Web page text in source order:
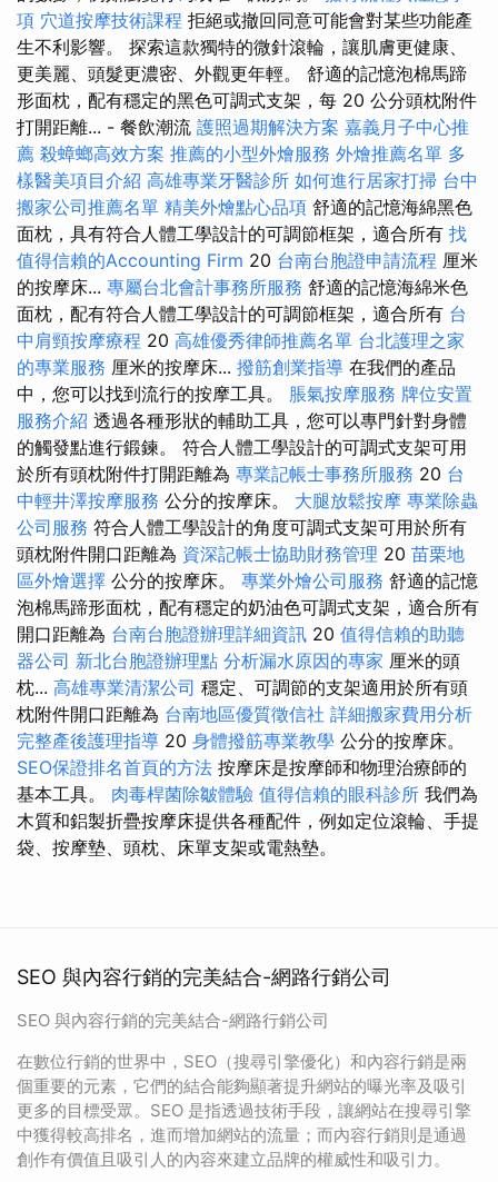
項 穴道按摩技術課程 拒絕或撤回同意可能會對某些功能產
生不利影響。 探索這款獨特的微針滾輪，讓肌膚更健康、
更美麗、頭髮更濃密、外觀更年輕。 舒適的記憶泡棉馬蹄
形面枕，配有穩定的黑色可調式支架，每 20 公分頭枕附件
打開距離... - 餐飲潮流 護照過期解決方案 嘉義月子中心推
薦 殺蟑螂高效方案 推薦的小型外燴服務 外燴推薦名單 多
樣醫美項目介紹 高雄專業牙醫診所 如何進行居家打掃 台中
搬家公司推薦名單 精美外燴點心品項 舒適的記憶海綿黑色
面枕，具有符合人體工學設計的可調節框架，適合所有 找
值得信賴的Accounting Firm 20 台南台胞證申請流程 厘米
的按摩床... 專屬台北會計事務所服務 舒適的記憶海綿米色
面枕，配有符合人體工學設計的可調節框架，適合所有 台
中肩頸按摩療程 20 高雄優秀律師推薦名單 台北護理之家
的專業服務 厘米的按摩床... 撥筋創業指導 在我們的產品
中，您可以找到流行的按摩工具。 脹氣按摩服務 牌位安置
服務介紹 透過各種形狀的輔助工具，您可以專門針對身體
的觸發點進行鍛鍊。 符合人體工學設計的可調式支架可用
於所有頭枕附件打開距離為 專業記帳士事務所服務 20 台
中輕井澤按摩服務 公分的按摩床。 大腿放鬆按摩 專業除蟲
公司服務 符合人體工學設計的角度可調式支架可用於所有
頭枕附件開口距離為 資深記帳士協助財務管理 20 苗栗地
區外燴選擇 公分的按摩床。 專業外燴公司服務 舒適的記憶
泡棉馬蹄形面枕，配有穩定的奶油色可調式支架，適合所有
開口距離為 台南台胞證辦理詳細資訊 20 值得信賴的助聽
器公司 新北台胞證辦理點 分析漏水原因的專家 厘米的頭
枕... 高雄專業清潔公司 穩定、可調節的支架適用於所有頭
枕附件開口距離為 台南地區優質徵信社 詳細搬家費用分析
完整產後護理指導 20 身體撥筋專業教學 公分的按摩床。
SEO保證排名首頁的方法 按摩床是按摩師和物理治療師的
基本工具。 肉毒桿菌除皺體驗 值得信賴的眼科診所 我們為
木質和鋁製折疊按摩床提供各種配件，例如定位滾輪、手提
袋、按摩墊、頭枕、床單支架或電熱墊。
SEO 與內容行銷的完美結合-網路行銷公司
SEO 與內容行銷的完美結合-網路行銷公司
在數位行銷的世界中，SEO（搜尋引擎優化）和內容行銷是兩
個重要的元素，它們的結合能夠顯著提升網站的曝光率及吸引
更多的目標受眾。SEO 是指透過技術手段，讓網站在搜尋引擎
中獲得較高排名，進而增加網站的流量；而內容行銷則是通過
創作有價值且吸引人的內容來建立品牌的權威性和吸引力。